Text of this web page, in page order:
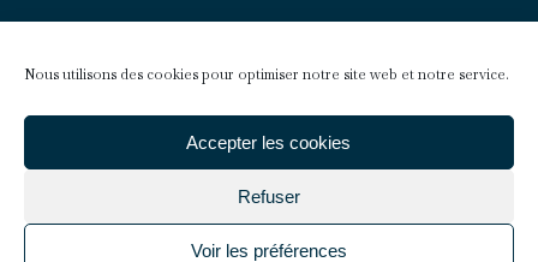
Nous utilisons des cookies pour optimiser notre site web et notre service.
Accepter les cookies
Refuser
Voir les préférences
Nous contacter
Infos pratiques